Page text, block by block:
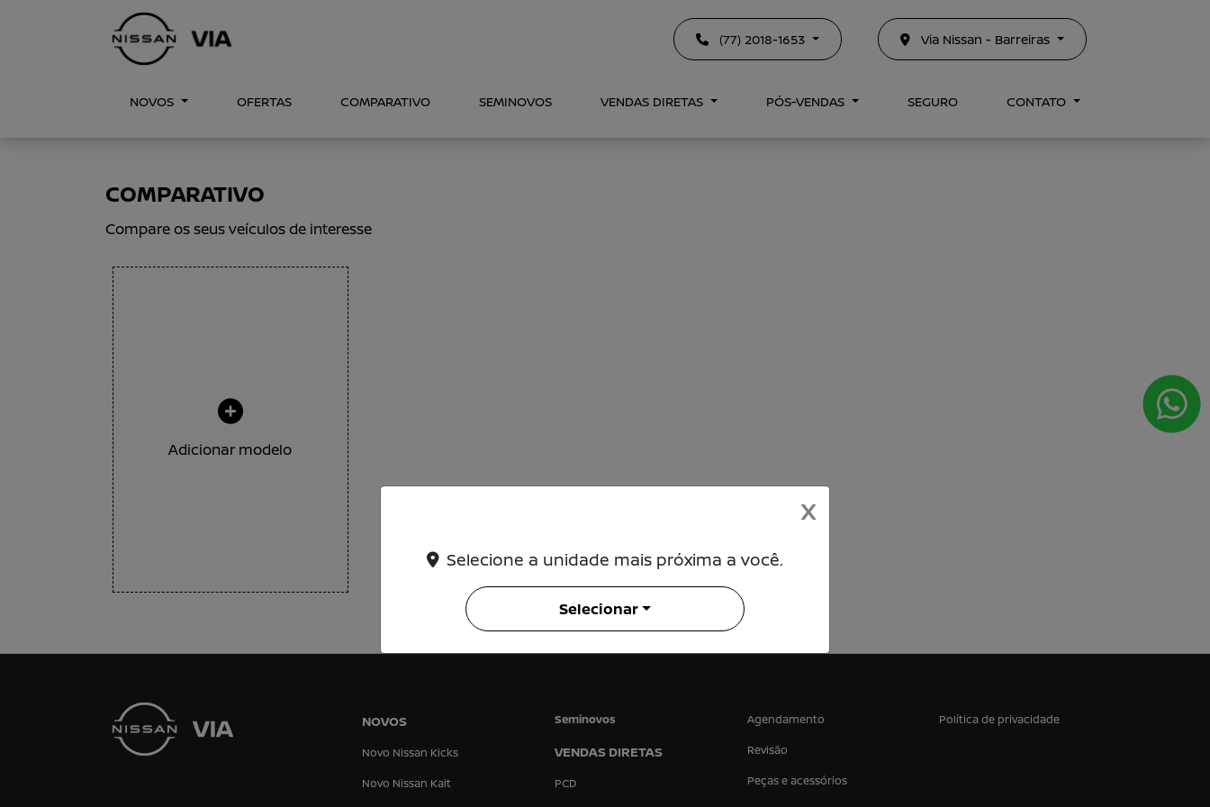
(77) 2018-1653 Via Nissan - Barreiras
NOVOS OFERTAS COMPARATIVO SEMINOVOS VENDAS DIRETAS PÓS-VENDAS SEGURO CONTATO
COMPARATIVO
Compare os seus veículos de interesse
Adicionar modelo
NOVOS
Novo Nissan Kicks
Novo Nissan Kait
Seminovos
VENDAS DIRETAS
PCD
Agendamento
Revisão
Peças e acessórios
Política de privacidade
X
Selecione a unidade mais próxima a você.
Selecionar